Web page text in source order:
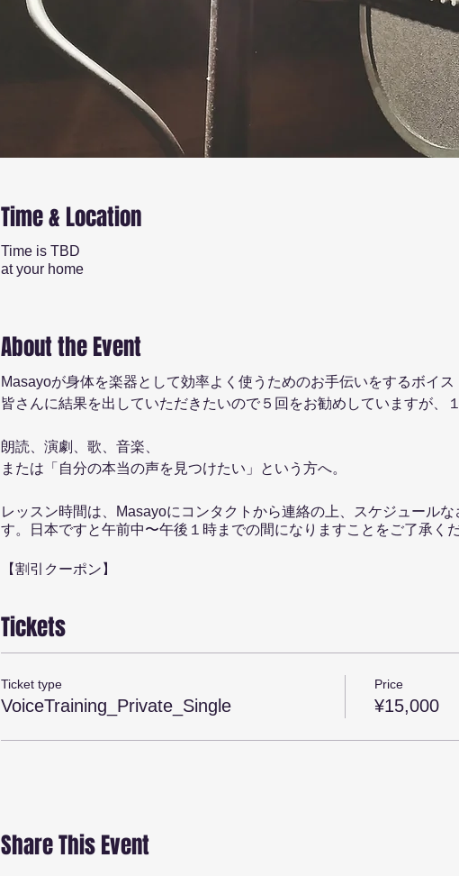
Time & Location
Time is TBD
at your home
About the Event
Masayoが身体を楽器として効率よく使うためのお手伝いをするボイス
皆さんに結果を出していただきたいので５回をお勧めしていますが、
朗読、演劇、歌、音楽、
または「自分の本当の声を見つけたい」という方へ。
レッスン時間は、Masayoにコンタクトから連絡の上、スケジュール
す。日本ですと午前中〜午後１時までの間になりますことをご了承くだ
【割引クーポン】
この後、１ヶ月以内に５回コースをご購入いただく方には５回コース
Tickets
Ticket type
VoiceTraining_Private_Single
Price
¥15,000
Share This Event